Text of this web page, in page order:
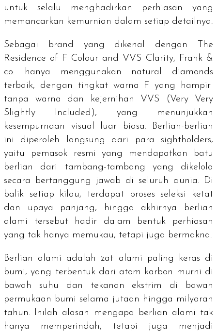
untuk selalu menghadirkan perhiasan yang
memancarkan kemurnian dalam setiap detailnya.
Sebagai brand yang dikenal dengan
The
Residence of F Colour and VVS Clarity, Frank &
co. hanya menggunakan natural diamonds
terbaik, dengan tingkat warna F yang hampir
tanpa warna dan kejernihan VVS ( Very Very
Slightly Included ), yang menunjukkan
kesempurnaan visual luar biasa. Berlian-berlian
ini diperoleh langsung dari para sightholders,
yaitu pemasok resmi yang mendapatkan batu
berlian dari tambang-tambang yang dikelola
secara bertanggung jawab di seluruh dunia. Di
balik setiap kilau, terdapat proses seleksi ketat
dan upaya panjang, hingga akhirnya berlian
alami tersebut hadir dalam bentuk perhiasan
yang tak hanya memukau, tetapi juga bermakna.
Berlian alami adalah zat alami paling keras di
bumi, yang terbentuk dari atom karbon murni di
bawah suhu dan tekanan ekstrim di bawah
permukaan bumi selama jutaan hingga milyaran
tahun. Inilah alasan mengapa berlian alami tak
hanya memperindah, tetapi juga menjadi